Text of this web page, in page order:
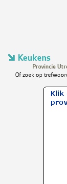
Keukens
Provincie
Of zoek op